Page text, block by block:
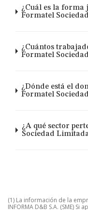
¿Cuál es la
Formatel
¿Cuántos
Formatel
¿Dónde está el
Formatel
¿A qué sector
Sociedad
(1) La información de la
INFORMA D&B S.A. (SME)